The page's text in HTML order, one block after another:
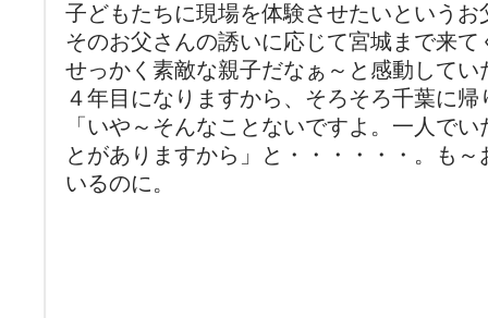
子どもたちに現場を体験させたいという
そのお父さんの誘いに応じて宮城まで来
せっかく素敵な親子だなぁ～と感動して
４年目になりますから、そろそろ千葉に
「いや～そんなことないですよ。一人で
とがありますから」と・・・・・・。も
いるのに。